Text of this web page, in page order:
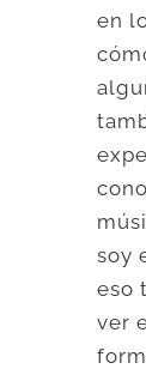
en
soy
eso
ver